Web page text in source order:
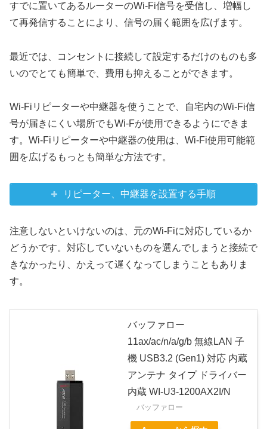
すでに置いてあるルーターのWi-Fi信号を受信し、増幅し
て再発信することにより、信号の届く範囲を広げます。
最近では、コンセントに接続して設定するだけのものも多
いのでとても簡単で、費用も抑えることができます。
Wi-Fiリピーターや中継器を使うことで、自宅内のWi-Fi信
号が届きにくい場所でもWi-Fが使用できるようにできま
す。Wi-Fiリピーターや中継器の使用は、Wi-Fi使用可能範
囲を広げるもっとも簡単な方法です。
リピーター、中継器を設置する手順
注意しないといけないのは、元のWi-Fiに対応しているか
どうかです。対応していないものを選んでしまうと接続で
きなかったり、かえって遅くなってしまうこともありま
す。
バッファロー
11ax/ac/n/a/g/b 無線LAN 子
機 USB3.2 (Gen1) 対応 内蔵
アンテナ タイプ ドライバー
内蔵 WI-U3-1200AX2I/N
バッファロー